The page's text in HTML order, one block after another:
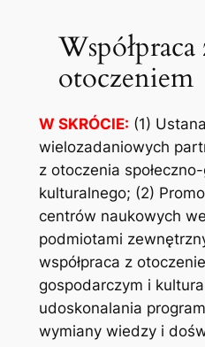
Współpraca
otoczeniem
W SKRÓCIE: (1)
wielozadaniowych
z otoczenia
kulturalnego; (2)
centrów naukowych
podmiotami
współpraca z
gospodarczym i
udoskonalania
wymiany wiedzy i